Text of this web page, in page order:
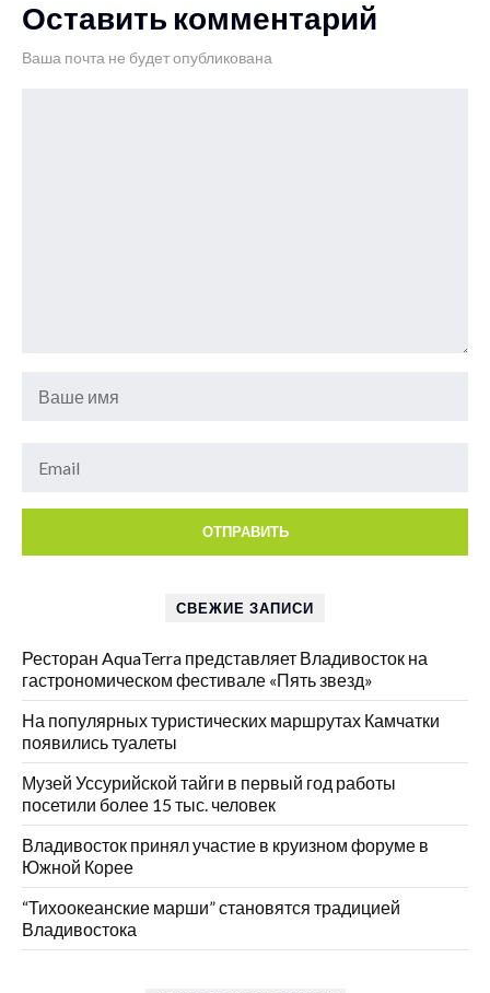
Оставить комментарий
Ваша почта не будет опубликована
СВЕЖИЕ ЗАПИСИ
Ресторан AquaTerra представляет Владивосток на
гастрономическом фестивале «Пять звезд»
На популярных туристических маршрутах Камчатки
появились туалеты
Музей Уссурийской тайги в первый год работы
посетили более 15 тыс. человек
Владивосток принял участие в круизном форуме в
Южной Корее
“Тихоокеанские марши” становятся традицией
Владивостока